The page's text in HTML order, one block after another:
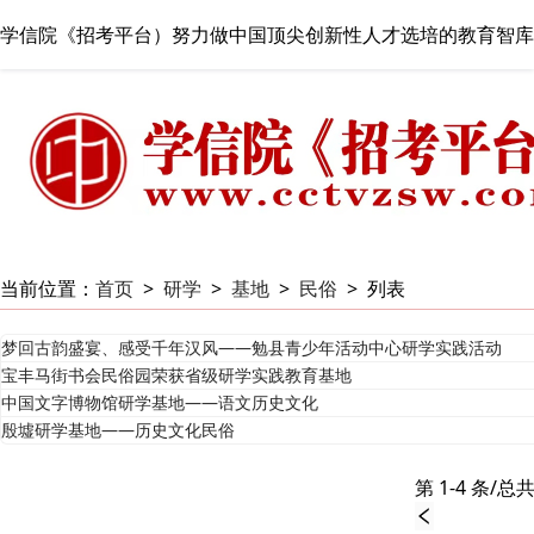
学信院《招考平台）努力做中国顶尖创新性人才选培的教育智库
当前位置： 首页 > 研学 > 基地 > 民俗 > 列表
梦回古韵盛宴、感受千年汉风——勉县青少年活动中心研学实践活动
宝丰马街书会民俗园荣获省级研学实践教育基地
中国文字博物馆研学基地——语文历史文化
殷墟研学基地——历史文化民俗
第 1-4 条/总